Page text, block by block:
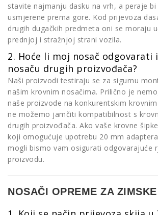
stavite najmanju dasku na vrh, a peraje
usmjerene prema gore. Kod prijevoza
drugih dugačkih predmeta oni se moraju
prednjoj i stražnjoj strani vozila.
2. Hoće li moj nosač odgovarati
nosaču drugih proizvođača?
Naši proizvodi testiraju se za sigurnu
našim krovnim nosačima. Prilično je
naše proizvode na konkurentskim
ne možemo jamčiti kompatibilnost s
drugih proizvođača. Ako vaše krovne
koji omogućuje upotrebu 20 mm
mogli bismo vam osigurati odgovarajuće
proizvodu.
NOSAČI OPREME ZA